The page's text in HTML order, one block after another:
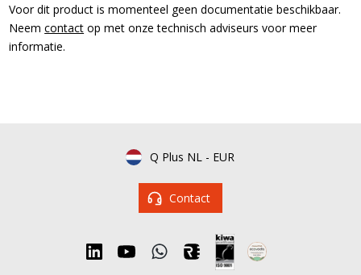
Voor dit product is momenteel geen documentatie beschikbaar.
Neemcontact op met onze technisch adviseurs voor meer
informatie.
Q Plus NL - EUR
Contact